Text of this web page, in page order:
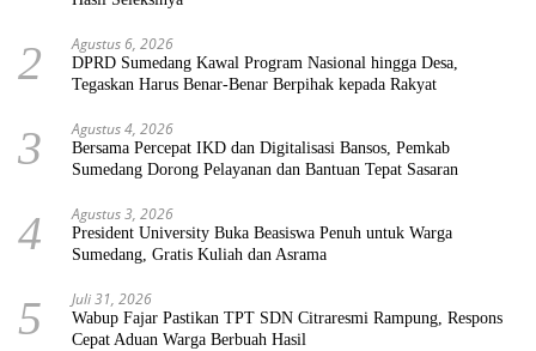
2 Agustus 6, 2026
DPRD Sumedang Kawal Program Nasional hingga Desa,
Tegaskan Harus Benar-Benar Berpihak kepada Rakyat
3 Agustus 4, 2026
Bersama Percepat IKD dan Digitalisasi Bansos, Pemkab
Sumedang Dorong Pelayanan dan Bantuan Tepat Sasaran
4 Agustus 3, 2026
President University Buka Beasiswa Penuh untuk Warga
Sumedang, Gratis Kuliah dan Asrama
5 Juli 31, 2026
Wabup Fajar Pastikan TPT SDN Citraresmi Rampung, Respons
Cepat Aduan Warga Berbuah Hasil